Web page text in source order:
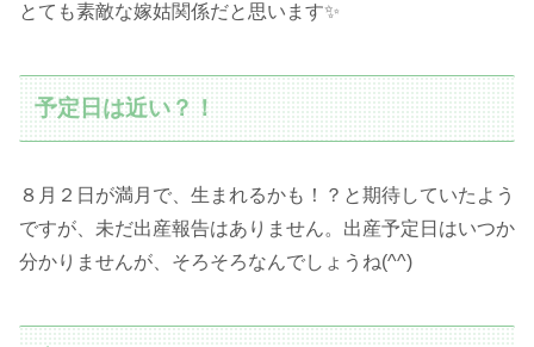
とても素敵な嫁姑関係だと思います✨
予定日は近い？！
８月２日が満月で、生まれるかも！？と期待していたよう
ですが、未だ出産報告はありません。出産予定日はいつか
分かりませんが、そろそろなんでしょうね(^^)